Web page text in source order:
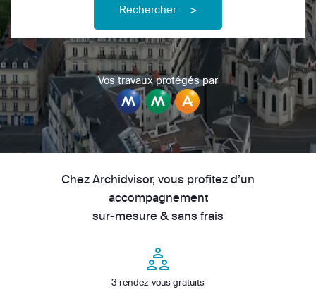
Rechercher >
Vos travaux protégés par
Chez Archidvisor, vous profitez d’un
accompagnement
sur-mesure & sans frais
3 rendez-vous gratuits